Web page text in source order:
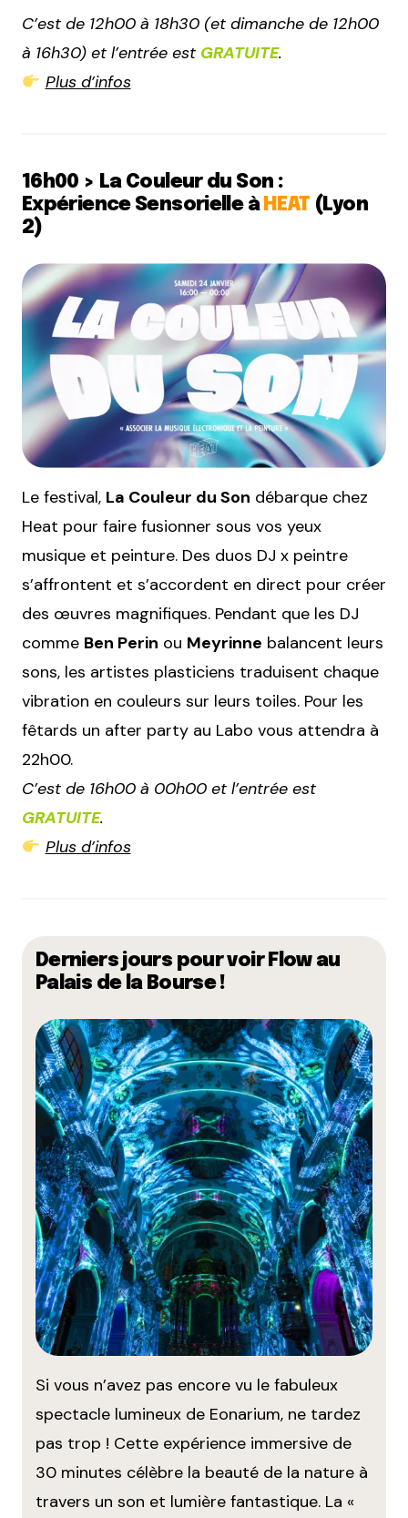
C’est de 12h00 à 18h30 (et dimanche de 12h00
à 16h30) et l’entrée est GRATUITE.
Plus d’infos
16h00 > La Couleur du Son :
Expérience Sensorielle à HEAT (Lyon
2)
Le festival, La Couleur du Son débarque chez
Heat pour faire fusionner sous vos yeux
musique et peinture. Des duos DJ x peintre
s’affrontent et s’accordent en direct pour créer
des œuvres magnifiques. Pendant que les DJ
comme Ben Perin ou Meyrinne balancent leurs
sons, les artistes plasticiens traduisent chaque
vibration en couleurs sur leurs toiles. Pour les
fêtards un after party au Labo vous attendra à
22h00.
C’est de 16h00 à 00h00 et l’entrée est
GRATUITE.
Plus d’infos
Derniers jours pour voir Flow au
Palais de la Bourse !
Si vous n’avez pas encore vu le fabuleux
spectacle lumineux de Eonarium, ne tardez
pas trop ! Cette expérience immersive de
30 minutes célèbre la beauté de la nature à
travers un son et lumière fantastique. La «